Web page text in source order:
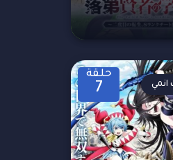
حلقة
7